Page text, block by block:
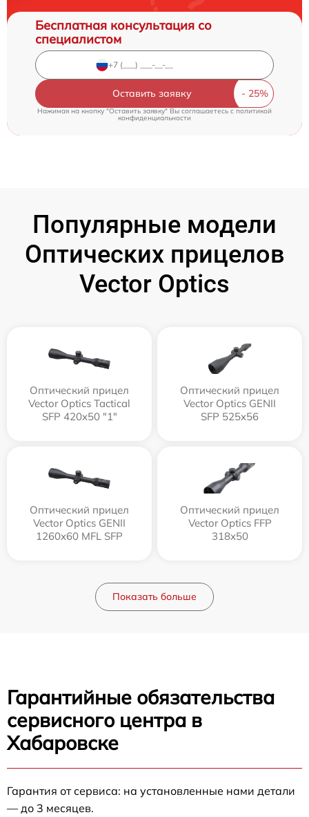
Бесплатная консультация со
специалистом
Оставить заявку
Нажимая на кнопку "Оставить заявку" Вы соглашаетесь cполитикой
конфиденциальности
Популярные модели
Оптических прицелов
Vector Optics
Оптический прицел
Vector Optics Tactical
SFP 420x50 "1"
Оптический прицел
Vector Optics GENII
SFP 525x56
Оптический прицел
Vector Optics GENII
1260x60 MFL SFP
Оптический прицел
Vector Optics FFP
318x50
Показать больше
Гарантийные обязательства
сервисного центра в
Хабаровске
Гарантия от сервиса: на установленные нами детали
— до 3 месяцев.